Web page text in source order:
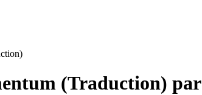
(Traduction) par